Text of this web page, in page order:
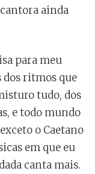
ainda
para meu
ritmos que
tudo, dos
e todo mundo
o Caetano
em que eu
canta mais.